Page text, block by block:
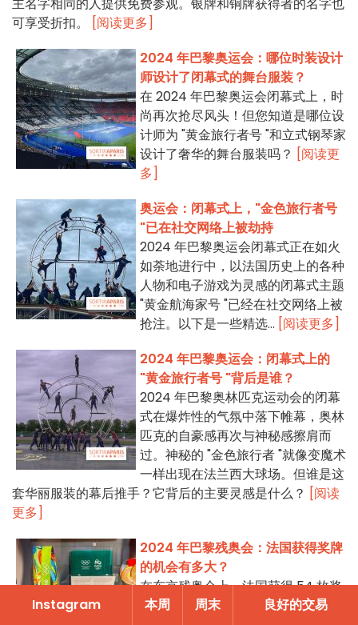
主名字相同的人提供免费参观。银牌和铜牌获得者的名字也
可享受折扣。
[阅读更多]
2024 年巴黎奥运会：哪位时装设计
师设计了闭幕式的舞台服装？
在 2024 年巴黎奥运会闭幕式上，时
尚再次抢尽风头！但您知道是哪位设
计师为 "黄金旅行者号 "和立式钢琴家
设计了奢华的舞台服装吗？ [阅读更
多]
奥运会：闭幕式上，"金色旅行者号
"已在社交网络上被劫持
2024 年巴黎奥运会闭幕式正在如火
如荼地进行中，以法国历史上的各种
人物和电子游戏为灵感的闭幕式主题
"黄金航海家号 "已经在社交网络上被
抢注。以下是一些精选... [阅读更多]
2024 年巴黎奥运会：闭幕式上的
"黄金旅行者号 "背后是谁？
2024 年巴黎奥林匹克运动会的闭幕
式在爆炸性的气氛中落下帷幕，奥林
匹克的自豪感再次与神秘感擦肩而
过。神秘的 "金色旅行者 "就像变魔术
一样出现在法兰西大球场。但谁是这
套华丽服装的幕后推手？它背后的主要灵感是什么？ [阅读
更多]
2024 年巴黎残奥会：法国获得奖牌
的机会有多大？
在东京残奥会上，法国获得 54 枚奖
牌，其中 11 枚为金牌，名列第十四。
Instagram 本周 周末 良好的交易